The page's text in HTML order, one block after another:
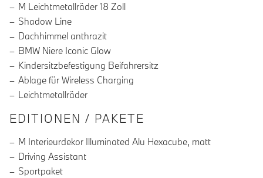
M Leichtmetallräder 18 Zoll
Shadow Line
Dachhimmel anthrazit
BMW Niere Iconic Glow
Kindersitzbefestigung Beifahrersitz
Ablage für Wireless Charging
Leichtmetallräder
EDITIONEN / PAKETE
M Interieurdekor Illuminated Alu Hexacube, matt
Driving Assistant
Sportpaket